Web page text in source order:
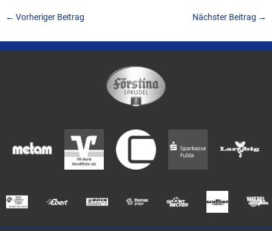
← Vorheriger Beitrag Nächster Beitrag →